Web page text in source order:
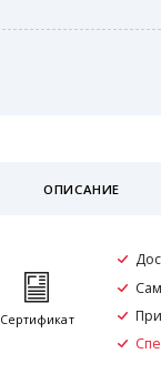
ОПИСАНИЕ
Сертификат